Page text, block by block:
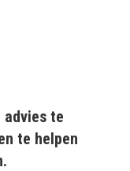
advies te
te helpen